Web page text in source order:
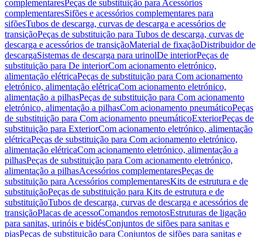
complementaresPeças de substituição para Acessórios
complementaresSifões e acessórios complementares para
sifõesTubos de descarga, curvas de descarga e acessórios de
transiçãoPeças de substituição para Tubos de descarga, curvas de
descarga e acessórios de transiçãoMaterial de fixaçãoDistribuidor de
descargaSistemas de descarga para urinolDe interiorPeças de
substituição para De interiorCom acionamento eletrónico,
alimentação elétricaPeças de substituição para Com acionamento
eletrónico, alimentação elétricaCom acionamento eletrónico,
alimentação a pilhasPeças de substituição para Com acionamento
eletrónico, alimentação a pilhasCom acionamento pneumáticoPeças
de substituição para Com acionamento pneumáticoExteriorPeças de
substituição para ExteriorCom acionamento eletrónico, alimentação
elétricaPeças de substituição para Com acionamento eletrónico,
alimentação elétricaCom acionamento eletrónico, alimentação a
pilhasPeças de substituição para Com acionamento eletrónico,
alimentação a pilhasAcessórios complementaresPeças de
substituição para Acessórios complementaresKits de estrutura e de
substituiçãoPeças de substituição para Kits de estrutura e de
substituiçãoTubos de descarga, curvas de descarga e acessórios de
transiçãoPlacas de acessoComandos remotosEstruturas de ligação
para sanitas, urinóis e bidésConjuntos de sifões para sanitas e
piasPeças de substituição para Conjuntos de sifões para sanitas e